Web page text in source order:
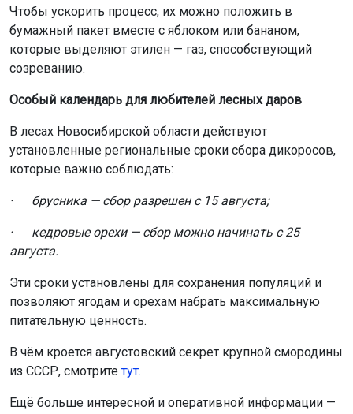
Эти сроки установлены для сохранения популяций и
позволяют ягодам и орехам набрать максимальную
питательную ценность.
В чём кроется августовский секрет крупной смородины
из СССР, смотрите
Ещё больше интересной и оперативной информации —
в новостной ленте нашего портала, а также в
канале
и сообществах ОТС-Горсайт в соцсетях
«ВКонтакте»
«Одноклассники»
Поделиться новостью:
Оксана Чешенок
публикации автора